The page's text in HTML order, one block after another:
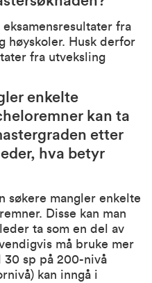
fra
høyskoler. Husk derfor
fra utveksling
enkelte
kan ta
etter
hva betyr
søkere mangler enkelte
Disse kan man
ta som en del av
må bruke mer
30 sp på 200-nivå
kan inngå i